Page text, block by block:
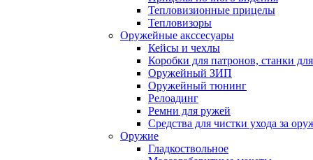
Тепловизионные прицелы
Тепловизоры
Оружейные акссесуары
Кейсы и чехлы
Коробки для патронов, станки
Оружейный ЗИП
Оружейный тюнинг
Релоадинг
Ремни для ружей
Средства для чистки ухода за
Оружие
Гладкоствольное